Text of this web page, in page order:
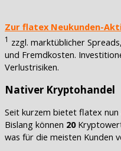
Zur flatex Neukunden-
1 zzgl. marktüblicher
und Fremdkosten.
Verlustrisiken.
Nativer Kryptohandel
Seit kurzem bietet flatex nun
Bislang können 20
was für die meisten Kunden